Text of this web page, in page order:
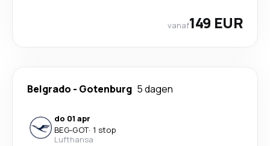
vanaf149 EUR
Belgrado - Gotenburg 5 dagen
do 01 apr
BEG-GOT· 1 stop
Lufthansa